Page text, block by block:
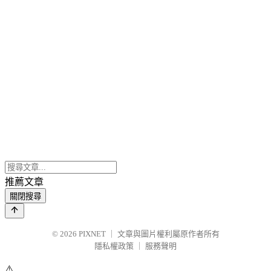
推薦文章
關閉搜尋
© 2026 PIXNET
文章與圖片權利屬原作者所有
隱私權政策
服務聲明
⚠️